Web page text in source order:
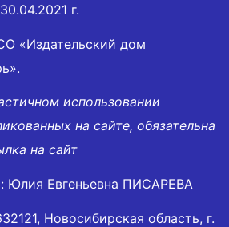
г.
«Издательский дом
использовании
на сайте, обязательна
на сайт
Юлия Евгеньевна ПИСАРЕВА
Новосибирская область, г.